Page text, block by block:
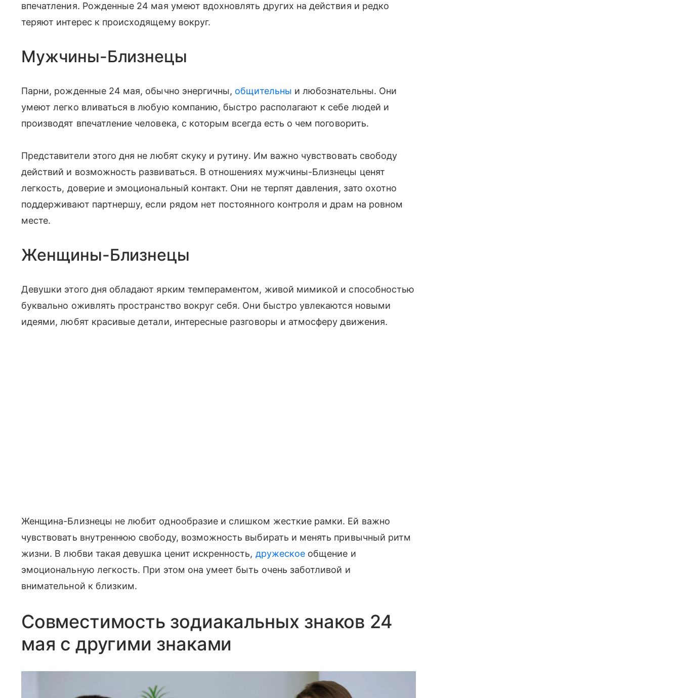
впечатления. Рожденные 24 мая умеют вдохновлять других на действия и редко
теряют интерес к происходящему вокруг.
Мужчины-Близнецы
Парни, рожденные 24 мая, обычно энергичны, общительны и любознательны. Они
умеют легко вливаться в любую компанию, быстро располагают к себе людей и
производят впечатление человека, с которым всегда есть о чем поговорить.
Представители этого дня не любят скуку и рутину. Им важно чувствовать свободу
действий и возможность развиваться. В отношениях мужчины-Близнецы ценят
легкость, доверие и эмоциональный контакт. Они не терпят давления, зато охотно
поддерживают партнершу, если рядом нет постоянного контроля и драм на ровном
месте.
Женщины-Близнецы
Девушки этого дня обладают ярким темпераментом, живой мимикой и способностью
буквально оживлять пространство вокруг себя. Они быстро увлекаются новыми
идеями, любят красивые детали, интересные разговоры и атмосферу движения.
Женщина-Близнецы не любит однообразие и слишком жесткие рамки. Ей важно
чувствовать внутреннюю свободу, возможность выбирать и менять привычный ритм
жизни. В любви такая девушка ценит искренность, дружеское общение и
эмоциональную легкость. При этом она умеет быть очень заботливой и
внимательной к близким.
Совместимость зодиакальных знаков 24
мая с другими знаками